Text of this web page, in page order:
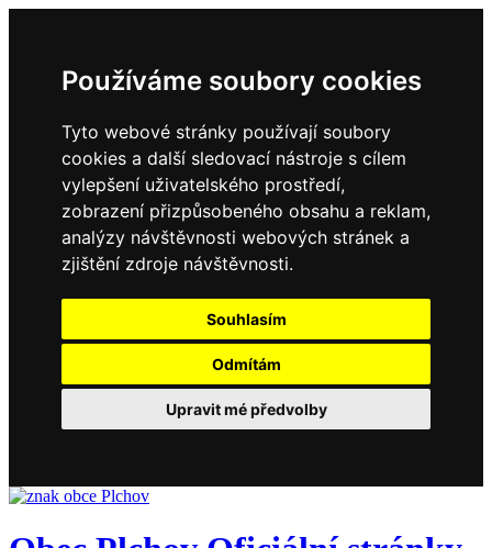
Používáme soubory cookies
Tyto webové stránky používají soubory
cookies a další sledovací nástroje s cílem
vylepšení uživatelského prostředí,
zobrazení přizpůsobeného obsahu a reklam,
analýzy návštěvnosti webových stránek a
zjištění zdroje návštěvnosti.
Souhlasím
Odmítám
Upravit mé předvolby